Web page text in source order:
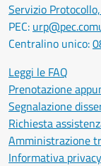
Servizio
PEC:
Centralino unico:
Leggi le FAQ
Prenotazione
Segnalazione
Richiesta
Amministrazione
Informativa privacy